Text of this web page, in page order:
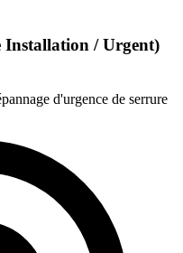
Installation / Urgent)
d'urgence de serrure